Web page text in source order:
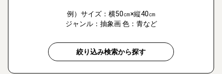
例）サイズ：横50㎝×縦40㎝
ジャンル：抽象画 色：青など
絞り込み検索から探す